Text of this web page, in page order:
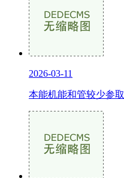
2026-03-11
本能机能和管较少参取